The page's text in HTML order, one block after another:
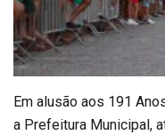
Em alusão aos 191
a Prefeitura Municipal,